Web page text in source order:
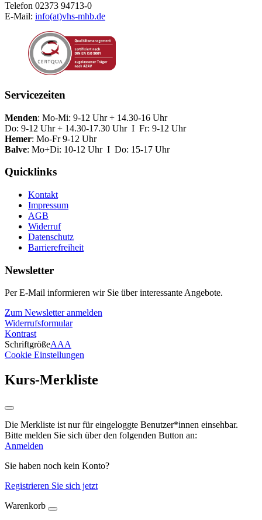
Telefon 02373 94713-0
E-Mail: info(at)vhs-mhb.de
Servicezeiten
Menden: Mo-Mi: 9-12 Uhr + 14.30-16 Uhr
Do: 9-12 Uhr + 14.30-17.30 Uhr I Fr: 9-12 Uhr
Hemer: Mo-Fr 9-12 Uhr
Balve: Mo+Di: 10-12 Uhr I Do: 15-17 Uhr
Quicklinks
Kontakt
Impressum
AGB
Widerruf
Datenschutz
Barrierefreiheit
Newsletter
Per E-Mail informieren wir Sie über interessante Angebote.
Zum Newsletter anmelden
Widerrufsformular
Kontrast
SchriftgrößeAAA
Cookie Einstellungen
Kurs-Merkliste
Die Merkliste ist nur für eingeloggte Benutzer*innen einsehbar.
Bitte melden Sie sich über den folgenden Button an:
Anmelden
Sie haben noch kein Konto?
Registrieren Sie sich jetzt
Warenkorb